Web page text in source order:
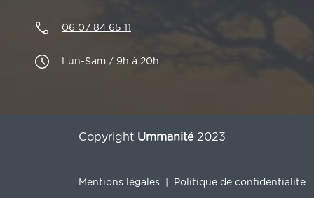
06 07 84 65 11
Lun-Sam / 9h à 20h
Copyright Ummanité2023
Mentions légales Politique de confidentialite